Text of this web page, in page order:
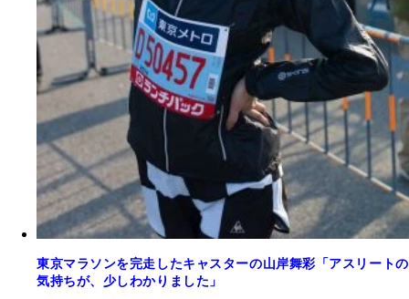
東京マラソンを完走したキャスターの山岸舞彩「アスリートの
気持ちが、少しわかりました」